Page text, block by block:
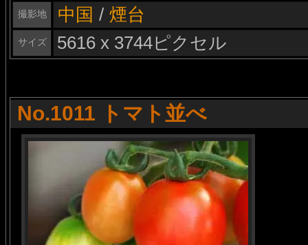
撮影地 中国 / 煙台
サイズ 5616 x 3744ピクセル
No.1011 トマト並べ